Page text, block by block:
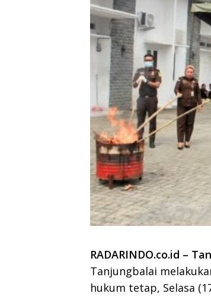
RADARINDO.co.id –
Tanjungbalai
hukum tetap, Selasa